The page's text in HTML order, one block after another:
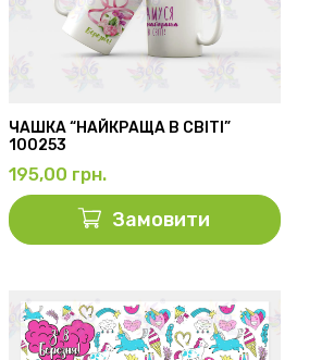
ЧАШКА “НАЙКРАЩА В СВІТІ”
100253
195,00 грн.
Замовити